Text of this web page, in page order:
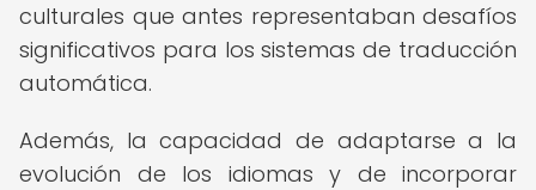
culturales que antes representaban desafíos
significativos para los sistemas de traducción
automática.
Además, la capacidad de adaptarse a la
evolución de los idiomas y de incorporar